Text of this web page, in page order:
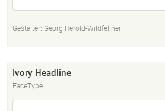
Gestalter: Georg Herold-Wildfellner
Ivory Headline
FaceType